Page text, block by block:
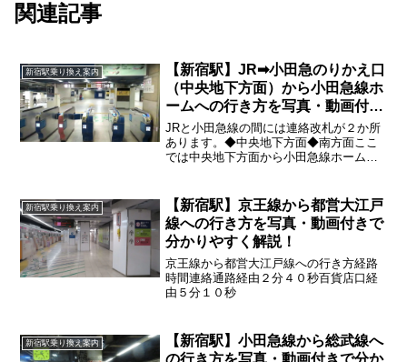
関連記事
新宿駅乗り換え案内
【新宿駅】JR➡小田急のりかえ口
（中央地下方面）から小田急線ホ
ームへの行き方を写真・動画付き
で分かりやすく解説！
JRと小田急線の間には連絡改札が２か所
あります。◆中央地下方面◆南方面ここ
では中央地下方面から小田急線ホームへ
新宿駅乗り換え案内
【新宿駅】京王線から都営大江戸
線への行き方を写真・動画付きで
分かりやすく解説！
京王線から都営大江戸線への行き方経路
時間連絡通路経由２分４０秒百貨店口経
由５分１０秒
新宿駅乗り換え案内
【新宿駅】小田急線から総武線へ